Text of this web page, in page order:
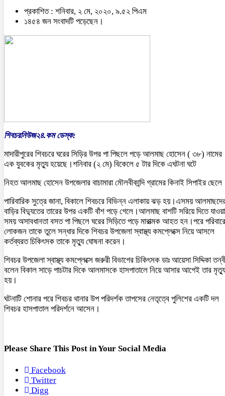
প্রকাশিত : শনিবার, ২ মে, ২০২০, ৯.৫২ পিএম
১৪৫৪ জন সংবাদটি পড়েছেন।
শিবচরনিউজ২৪.কম ডেস্ক:
মাদারীপুরের শিবচরে ঘরের সিড়ির উপর পা পিছলে পড়ে আলমাছ হোসেন ( ৩৮) নামের
এক যুবকের মৃত্যু হয়েছে।শনিবার (২ মে) বিকেলে ৫ টার দিকে এঘটনা ঘটে
নিহত আলমাছ হোসেন উপজেলার বাচামারা মৌলবীকান্দি গ্রামের কিনাই সিপাইর
পারিবারিক সুত্রে জানা, বিকালে শিবচরে বিভিন্ন এলাকায় ঝড় হয়।এসময়
বাড়ির বিদ্যুতের তারের উপর একটি বাঁশ পড়ে গেলে।আলমাছ বাশটি সরিয়ে দিতে
সময় অসাবধানতা বসত পা পিছলে ঘরের সিড়িতে পড়ে মারাত্মক আহত হন।পরে
লোকজন তাকে তুলে সন্ধার দিকে শিবচর উপজেলা স্বাস্থ্য কমপ্লেক্সে নিয়ে আসলে
কর্তব্যরত চিকিৎসক তাকে মৃত্যু ঘোষনা করেন।
শিবচর উপজেলা স্বাস্থ্য কমপ্লেক্সে জরুরী বিভাগের চিকিৎসক ডাঃ আয়েসা সিদ্দিকা
বলেন বিকাল সাড়ে পাচটার দিকে আলমাসকে হাসপাতালে নিয়ে আসার আগেই তার মৃত্যু
হয়।
ঘটনাটি শোনার পরে শিবচর থানার উপ পরিদর্শক তাপসের নেতৃত্বে পুলিশের একটি দল
শিবচর হাসপাতাল পরিদর্শনে আসেন।
Please Share This Post in Your Social Media
Facebook
Twitter
Digg